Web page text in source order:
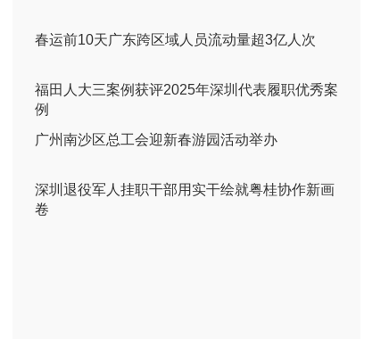
春运前10天广东跨区域人员流动量超3亿人次
福田人大三案例获评2025年深圳代表履职优秀案
例
广州南沙区总工会迎新春游园活动举办
深圳退役军人挂职干部用实干绘就粤桂协作新画
卷